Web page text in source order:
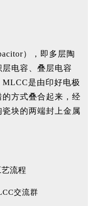
），即多层陶
电容、叠层电容
是由印好电极
的方式叠合起来，经
块的两端封上金属
交流群